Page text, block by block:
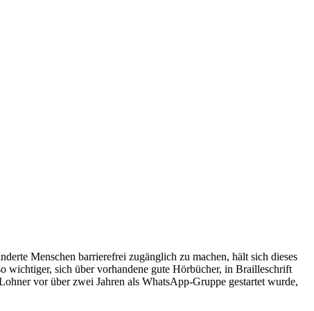
Menschen barrierefrei zugänglich zu machen, hält sich dieses
wichtiger, sich über vorhandene gute Hörbücher, in Brailleschrift
vor über zwei Jahren als WhatsApp-Gruppe gestartet wurde,